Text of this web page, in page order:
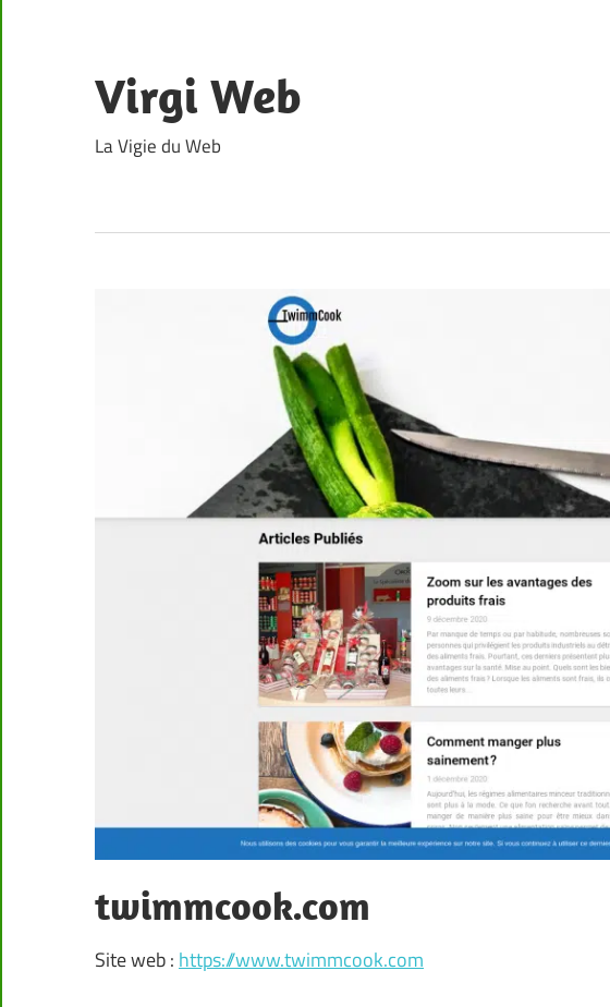
content
Virgi Web
La Vigie du Web
twimmcook.com
Site web : https://www.twimmcook.com